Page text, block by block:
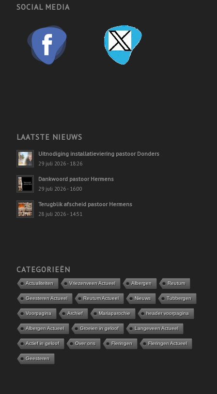
SOCIAL MEDIA
LAATSTE NIEUWS
Uitnodiging installatieviering pastoor Donders
29 juli 2026 - 18:26
Dankwoord pastoor Hermens
29 juli 2026 - 16:00
Terugblik afscheid pastoor Hermens
28 juli 2026 - 14:51
CATEGORIEËN
Actualiteiten Vriezenveen Actueel Albergen Reutum
Geesteren Actueel Reutum Actueel Nieuws Tubbergen
Voorpagina Archief Mariaparochie header voorpagina
Albergen Actueel Groeien in geloof Langeveen Actueel
Actief in geloof Over ons Fleringen Fleringen Actueel
Geesteren